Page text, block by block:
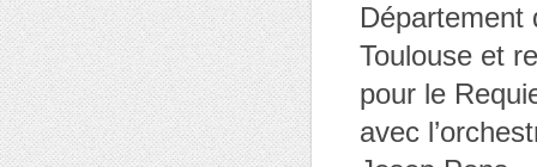
Département
Toulouse et
pour le
avec